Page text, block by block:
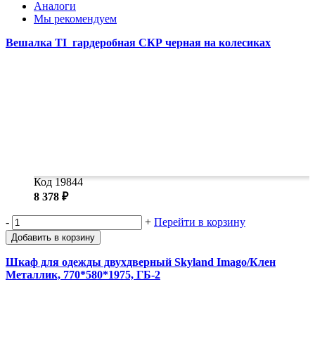
Все товары раздела«Хозтовары»
Аналоги
Мы рекомендуем
Вешалка TI_гардеробная СКР черная на колесиках
Код 19844
8 378 ₽
- + Перейти в корзину
Добавить в корзину
Шкаф для одежды двухдверный Skyland Imago/Клен
Металлик, 770*580*1975, ГБ-2